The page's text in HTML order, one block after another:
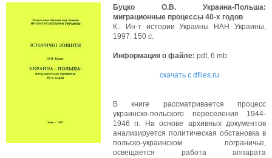
Буцко О.В. Украина-Польша:
миграционные процессы 40-х годов
К.: Ин-т истории Украины НАН Украины,
1997. 150 с.
Информация о файле: pdf, 6 mb
скачать с dfiles.ru
В книге рассматривается процесс
украинско-польского переселения 1944-
1946 гг. На основе архивных документов
анализируется политическая обстановка в
польско-украинском пограничье,
освещается работа аппарата